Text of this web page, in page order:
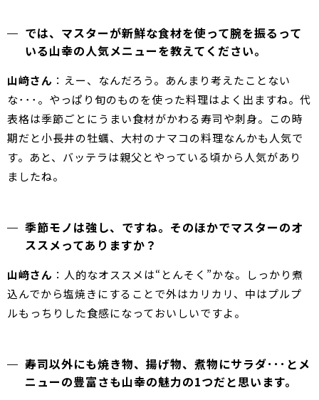
では、マスターが新鮮な食材を使って腕を振るって
いる山幸の人気メニューを教えてください。
山﨑さん ：えー、なんだろう。あんまり考えたことない
な･･･。やっぱり旬のものを使った料理はよく出ますね。代
表格は季節ごとにうまい食材がかわる寿司や刺身。この時
期だと小長井の牡蠣、大村のナマコの料理なんかも人気で
す。あと、バッテラは親父とやっている頃から人気があり
ましたね。
季節モノは強し、ですね。そのほかでマスターのオ
ススメってありますか？
山﨑さん ：人的なオススメは“とんそく”かな。しっかり煮
込んでから塩焼きにすることで外はカリカリ、中はプルプ
ルもっちりした食感になっておいしいですよ。
寿司以外にも焼き物、揚げ物、煮物にサラダ･･･とメ
ニューの豊富さも山幸の魅力の1つだと思います。